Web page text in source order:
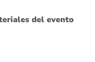
del evento